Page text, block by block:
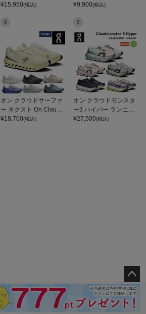
TAGONIA REFUGIO DA
¥15,950(税込)
チ Patagonia Men's Ba
¥9,900(税込)
8
オン クラウドサーファ
ー ネクスト On Clouds
urfer Next
¥18,700(税込)
9
オン クラウドモンスタ
ー3 ハイパー ランニン
グシューズ ランシュー
¥27,500(税込)
ペー
ジト
ップ